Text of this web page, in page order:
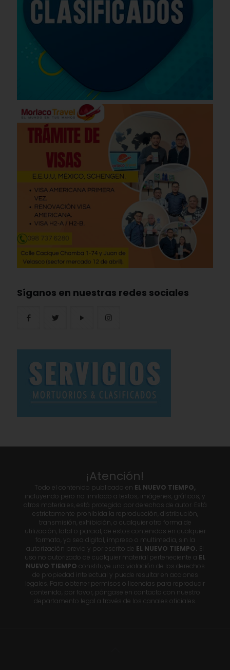
Síganos en nuestras redes sociales
¡Atención!
Todo el contenido publicado en EL NUEVO TIEMPO,
incluyendo pero no limitado a textos, imágenes, gráficos, y
otros materiales, está protegido por derechos de autor. Está
estrictamente prohibida la reproducción, distribución,
transmisión, exhibición, o cualquier otra forma de
utilización, total o parcial, de estos contenidos en cualquier
formato, ya sea digital, impreso o multimedia, sin la
autorización previa y por escrito de EL NUEVO TIEMPO. El
uso no autorizado de cualquier material perteneciente a EL
NUEVO TIEMPO constituye una violación de los derechos
de propiedad intelectual y puede resultar en acciones
legales. Para obtener permisos o licencias para reproducir
contenido, por favor, póngase en contacto con nuestro
departamento legal a través de los canales oficiales.